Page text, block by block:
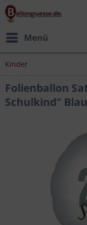
Menü
Kinder
Folienballon
Schulkind" Blau